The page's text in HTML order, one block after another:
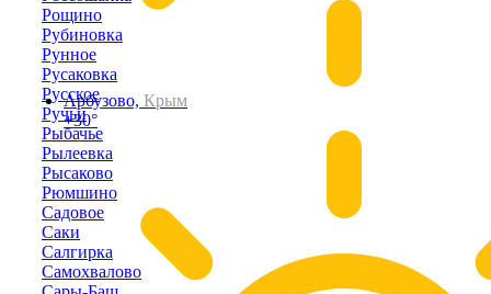
Арбузово, Крым
+30°
Рощино
Рубиновка
Рунное
Русаковка
Русское
Ручьи
Рыбачье
Рылеевка
Рысаково
Рюмшино
Садовое
Саки
Салгирка
Самохвалово